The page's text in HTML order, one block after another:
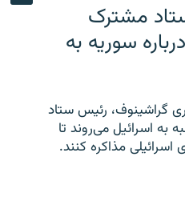
مشترک
سوریه به
گراشینوف، رئیس ستاد
به اسرائیل می‌روند تا
اسرائیلی مذاکره کنند.